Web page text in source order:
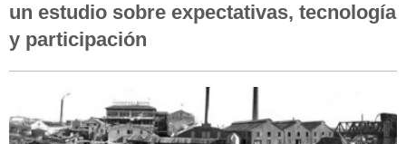
un estudio sobre expectativas, tecnología
y participación